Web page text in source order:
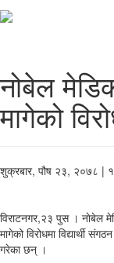
नोबेल
मागेको
शुक्रबार, पौष २३, २०७८ |
विराटनगर,२३ पुस । नाेबेल
मागेको विरोधमा विद्यार्थी
गरेका छन् ।